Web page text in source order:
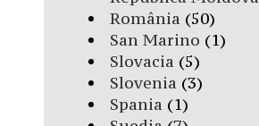
România (50)
San Marino (1)
Slovacia (5)
Slovenia (3)
Spania (1)